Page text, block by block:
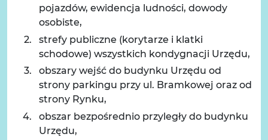
pojazdów, ewidencja ludności, dowody
osobiste,
strefy publiczne (korytarze i klatki
schodowe) wszystkich kondygnacji Urzędu,
obszary wejść do budynku Urzędu od
strony parkingu przy ul. Bramkowej oraz od
strony Rynku,
obszar bezpośrednio przyległy do budynku
Urzędu,